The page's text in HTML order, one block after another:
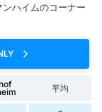
ハイムのコーナー
平均